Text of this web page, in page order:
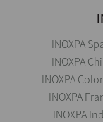
INOXPA
INOXPA
INOXPA
INOXPA
INOXPA